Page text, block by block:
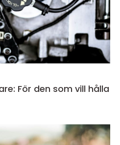
För den som vill hålla